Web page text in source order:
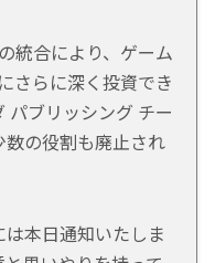
統合により、ゲーム
さらに深く投資でき
パブリッシング チー
の役割も廃止され
本日通知いたしま